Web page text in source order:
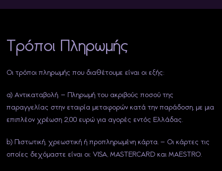
Τρόποι Πληρωμής
Οι τρόποι πληρωμής που διαθέτουμε είναι οι εξής:
a) Αντικαταβολή. – Πληρωμή του ακριβούς ποσού της
παραγγελίας στην εταιρία μεταφορών κατά την παράδοση, με μια
επιπλέον χρέωση 2,00 ευρώ για αγορές εντός Ελλάδας.
b) Πιστωτική, χρεωστική ή προπληρωμένη κάρτα. – Οι κάρτες τις
οποίες δεχόμαστε είναι οι: VISA, MASTERCARD και MAESTRO.
Bracelets